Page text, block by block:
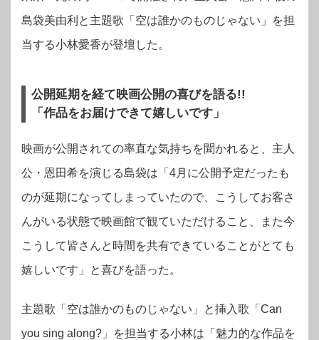
島袋美由利と主題歌「空は誰かのものじゃない」を担
当する小林愛香が登壇した。
公開延期を経て映画公開の喜びを語る!!
「作品をお届けできて嬉しいです」
映画が公開されての率直な気持ちを聞かれると、主人
公・恩田希を演じる島袋は「4月に公開予定だったも
のが延期になってしまっていたので、こうしてお客さ
んがいる状態で映画館で観ていただけること、また今
こうして皆さんと時間を共有できていることがとても
嬉しいです」と喜びを語った。
主題歌「空は誰かのものじゃない」と挿入歌「Can
you sing along?」を担当する小林は「魅力的な作品を